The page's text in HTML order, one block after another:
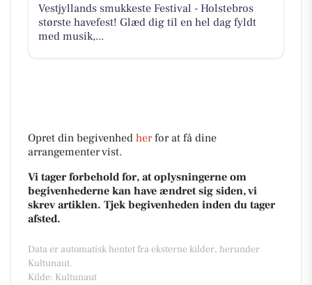
Vestjyllands smukkeste Festival - Holstebros
største havefest! Glæd dig til en hel dag fyldt
med musik,...
Opret din begivenhed herfor at få dine
arrangementer vist.
Vi tager forbehold for, at oplysningerne om
begivenhederne kan have ændret sig siden, vi
skrev artiklen. Tjek begivenheden inden du tager
afsted.
Data er automatisk hentet fra eksterne kilder, herunder
Kultunaut.
Kilde: Kultunaut